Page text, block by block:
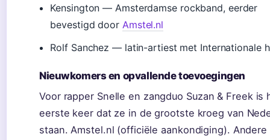
Kensington — Amsterdamse rockband, eerder
bevestigd door Amstel.nl
Rolf Sanchez — latin-artiest met Internationale
Nieuwkomers en opvallende toevoegingen
Voor rapper Snelle en zangduo Suzan & Freek is
eerste keer dat ze in de grootste kroeg van
staan. Amstel.nl (officiële aankondiging). Andere